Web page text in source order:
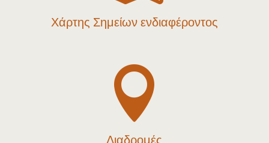
Χάρτης Σημείων ενδιαφέροντος
